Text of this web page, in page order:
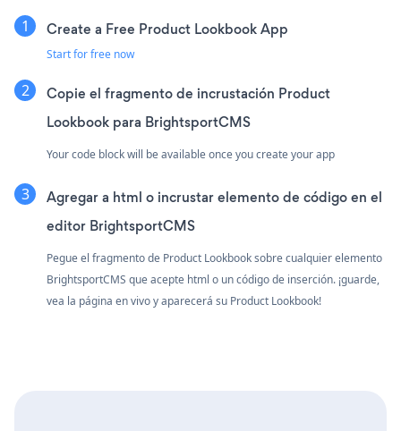
Create a Free Product Lookbook App
Start for free now
Copie el fragmento de incrustación Product
Lookbook para BrightsportCMS
Your code block will be available once you create your app
Agregar a html o incrustar elemento de código en el
editor BrightsportCMS
Pegue el fragmento de Product Lookbook sobre cualquier elemento
BrightsportCMS que acepte html o un código de inserción. ¡guarde,
vea la página en vivo y aparecerá su Product Lookbook!